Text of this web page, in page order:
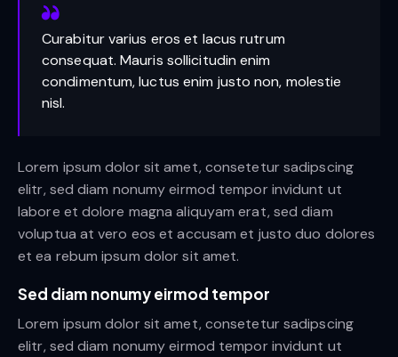
Curabitur varius eros et lacus rutrum
consequat. Mauris sollicitudin enim
condimentum, luctus enim justo non, molestie
nisl.
Lorem ipsum dolor sit amet, consetetur sadipscing
elitr, sed diam nonumy eirmod tempor invidunt ut
labore et dolore magna aliquyam erat, sed diam
voluptua at vero eos et accusam et justo duo dolores
et ea rebum ipsum dolor sit amet.
Sed diam nonumy eirmod tempor
Lorem ipsum dolor sit amet, consetetur sadipscing
elitr, sed diam nonumy eirmod tempor invidunt ut